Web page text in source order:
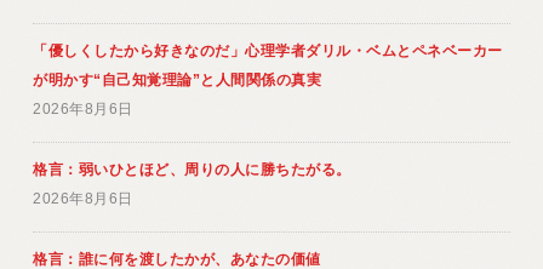
「優しくしたから好きなのだ」心理学者ダリル・ベムとペネベーカー
が明かす“自己知覚理論”と人間関係の真実
2026年8月6日
格言：弱いひとほど、周りの人に勝ちたがる。
2026年8月6日
格言：誰に何を渡したかが、あなたの価値